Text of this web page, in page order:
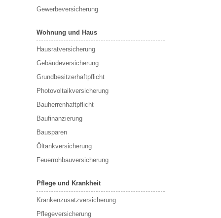
Gewerbeversicherung
Wohnung und Haus
Hausratversicherung
Gebäudeversicherung
Grundbesitzerhaftpflicht
Photovoltaikversicherung
Bauherrenhaftpflicht
Baufinanzierung
Bausparen
Öltankversicherung
Feuerrohbauversicherung
Pflege und Krankheit
Krankenzusatzversicherung
Pflegeversicherung